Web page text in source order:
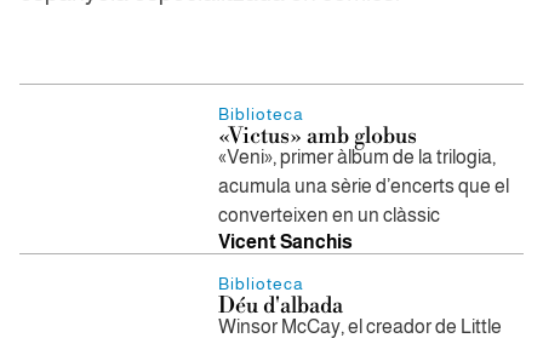
Biblioteca
«Victus» amb globus
«Veni», primer àlbum de la trilogia,
acumula una sèrie d’encerts que el
converteixen en un clàssic
Vicent Sanchis
Biblioteca
Déu d'albada
Winsor McCay, el creador de Little